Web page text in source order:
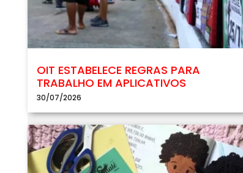
OIT ESTABELECE REGRAS PARA
TRABALHO EM APLICATIVOS
30/07/2026